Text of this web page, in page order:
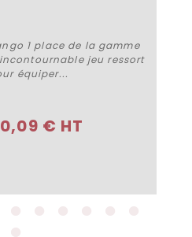
1 place de la gamme
L'incontournable jeu ressort
équiper...
€ HT